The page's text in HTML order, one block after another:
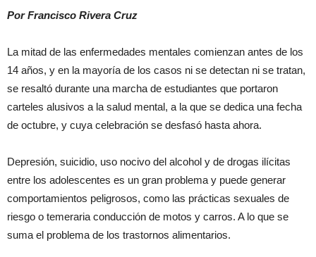
Por Francisco Rivera Cruz
La mitad de las enfermedades mentales comienzan antes de los
14 años, y en la mayoría de los casos ni se detectan ni se tratan,
se resaltó durante una marcha de estudiantes que portaron
carteles alusivos a la salud mental, a la que se dedica una fecha
de octubre, y cuya celebración se desfasó hasta ahora.
Depresión, suicidio, uso nocivo del alcohol y de drogas ilícitas
entre los adolescentes es un gran problema y puede generar
comportamientos peligrosos, como las prácticas sexuales de
riesgo o temeraria conducción de motos y carros. A lo que se
suma el problema de los trastornos alimentarios.